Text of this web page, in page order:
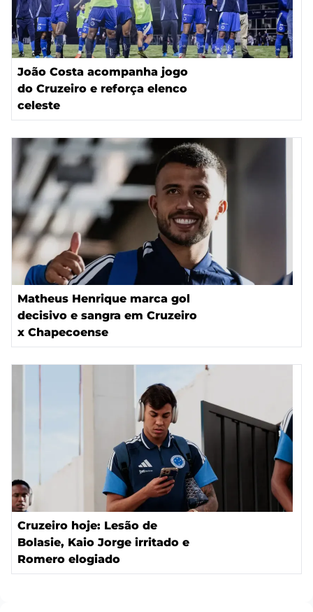
João Costa acompanha jogo
do Cruzeiro e reforça elenco
celeste
Matheus Henrique marca gol
decisivo e sangra em Cruzeiro
x Chapecoense
Cruzeiro hoje: Lesão de
Bolasie, Kaio Jorge irritado e
Romero elogiado